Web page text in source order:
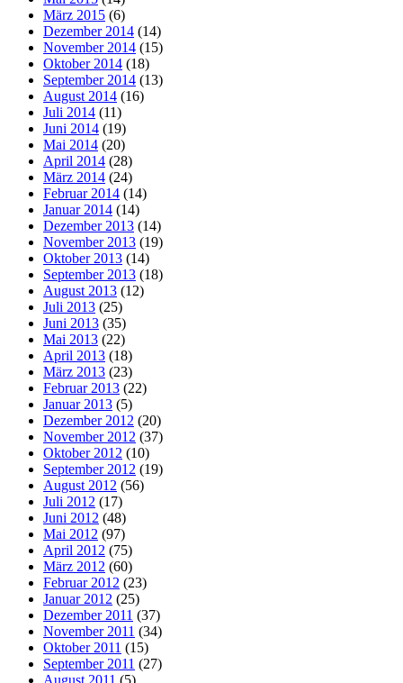
März 2015 (6)
Dezember 2014 (14)
November 2014 (15)
Oktober 2014 (18)
September 2014 (13)
August 2014 (16)
Juli 2014 (11)
Juni 2014 (19)
Mai 2014 (20)
April 2014 (28)
März 2014 (24)
Februar 2014 (14)
Januar 2014 (14)
Dezember 2013 (14)
November 2013 (19)
Oktober 2013 (14)
September 2013 (18)
August 2013 (12)
Juli 2013 (25)
Juni 2013 (35)
Mai 2013 (22)
April 2013 (18)
März 2013 (23)
Februar 2013 (22)
Januar 2013 (5)
Dezember 2012 (20)
November 2012 (37)
Oktober 2012 (10)
September 2012 (19)
August 2012 (56)
Juli 2012 (17)
Juni 2012 (48)
Mai 2012 (97)
April 2012 (75)
März 2012 (60)
Februar 2012 (23)
Januar 2012 (25)
Dezember 2011 (37)
November 2011 (34)
Oktober 2011 (15)
September 2011 (27)